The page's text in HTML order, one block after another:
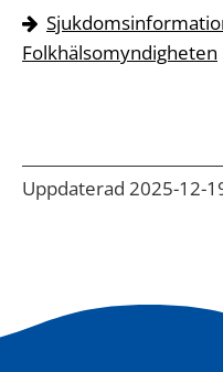
Folkhälsomyndigheten
Uppdaterad 2025-12-